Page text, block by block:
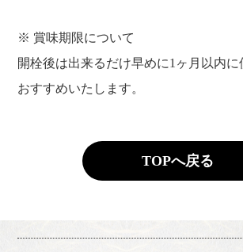
※ 賞味期限について
開栓後は出来るだけ早めに1ヶ月以内
おすすめいたします。
TOPへ戻る